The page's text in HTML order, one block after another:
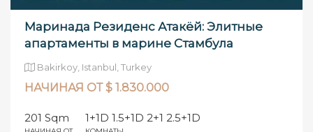
Маринада Резиденс Атакёй: Элитные
апартаменты в марине Стамбула
Bakirkoy, Istanbul, Turkey
НАЧИНАЯ ОТ $ 1.830.000
201 Sqm 1+1D 1.5+1D 2+1 2.5+1D